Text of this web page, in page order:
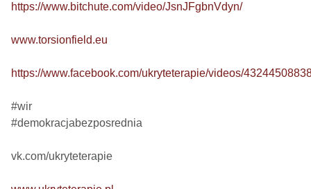
https://www.bitchute.com/video/JsnJFgbnVdyn/
www.torsionfield.eu
https://www.facebook.com/ukryteterapie/videos/
#wir
#demokracjabezposrednia
vk.com/ukryteterapie